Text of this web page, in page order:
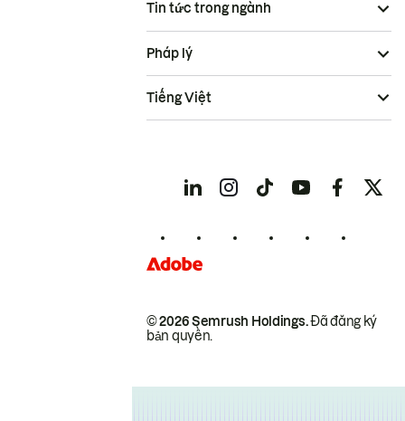
Tin tức trong ngành
© 2026 Semrush Holdings.Đã đăng ký
bản quyền.
Pháp lý
Tiếng Việt